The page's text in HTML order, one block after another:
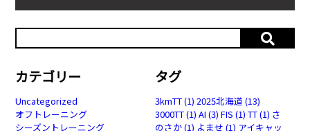
カテゴリー
Uncategorized
オフトレーニング
シーズントレーニング
タグ
3kmTT(1) 2025北海道 (13)
3000TT(1) AI (3) FIS (1) TT(1) さ
のさか(1) よませ (1) アイキャッ